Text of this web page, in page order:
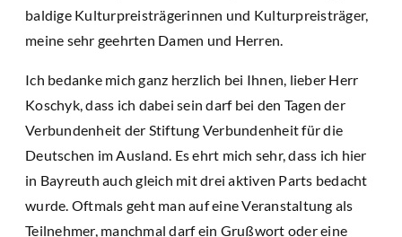
baldige Kulturpreisträgerinnen und Kulturpreisträger,
meine sehr geehrten Damen und Herren.
Ich bedanke mich ganz herzlich bei Ihnen, lieber Herr
Koschyk, dass ich dabei sein darf bei den Tagen der
Verbundenheit der Stiftung Verbundenheit für die
Deutschen im Ausland. Es ehrt mich sehr, dass ich hier
in Bayreuth auch gleich mit drei aktiven Parts bedacht
wurde. Oftmals geht man auf eine Veranstaltung als
Teilnehmer, manchmal darf ein Grußwort oder eine